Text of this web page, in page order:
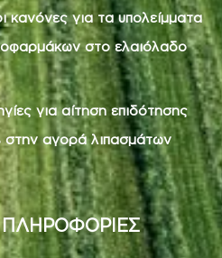
κανόνες για τα υπολείμματα
στο ελαιόλαδο
για αίτηση επιδότησης
στην αγορά λιπασμάτων